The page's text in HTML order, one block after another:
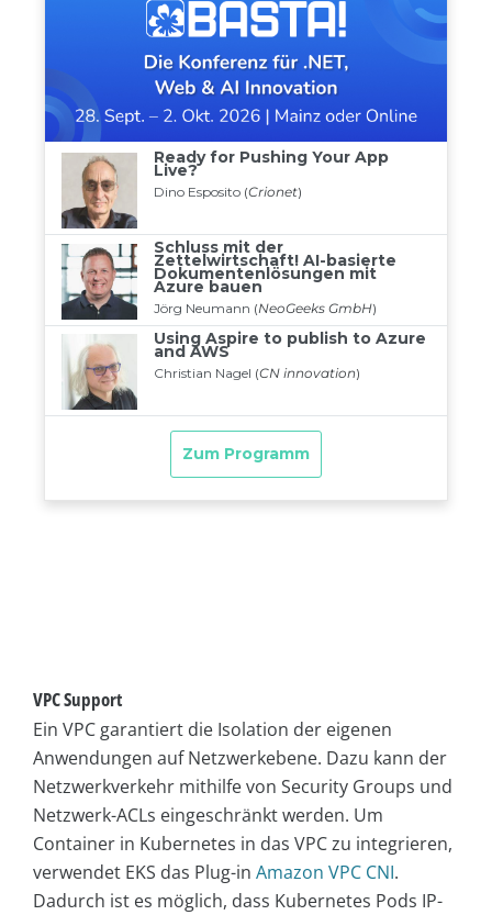
VPC Support
Ein VPC garantiert die Isolation der eigenen
Anwendungen auf Netzwerkebene. Dazu kann der
Netzwerkverkehr mithilfe von Security Groups und
Netzwerk-ACLs eingeschränkt werden. Um
Container in Kubernetes in das VPC zu integrieren,
verwendet EKS das Plug-in Amazon VPC CNI.
Dadurch ist es möglich, dass Kubernetes Pods IP-